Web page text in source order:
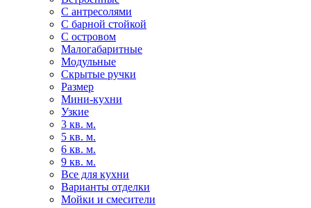
С антресолями
С барной стойкой
С островом
Малогабаритные
Модульные
Скрытые ручки
Размер
Мини-кухни
Узкие
3 кв. м.
5 кв. м.
6 кв. м.
9 кв. м.
Все для кухни
Варианты отделки
Мойки и смесители